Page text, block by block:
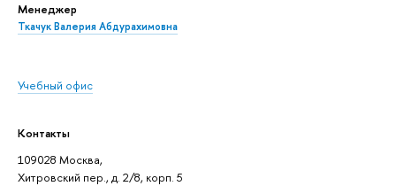
Менеджер
Ткачук Валерия Абдурахимовна
Учебный офис
Контакты
109028 Москва,
Хитровский пер., д. 2/8, корп. 5